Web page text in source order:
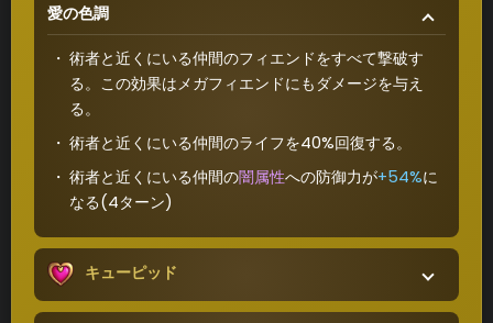
愛の色調
術者と近くにいる仲間のフィエンドをすべて撃破す
る。この効果はメガフィエンドにもダメージを与え
る。
術者と近くにいる仲間のライフを40%回復する。
術者と近くにいる仲間の闇属性への防御力が+54%に
なる(4ターン)
キューピッド